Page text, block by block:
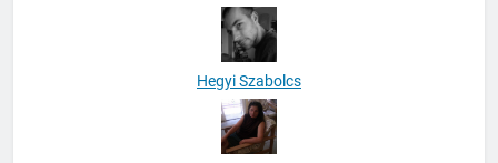
Hegyi Szabolcs